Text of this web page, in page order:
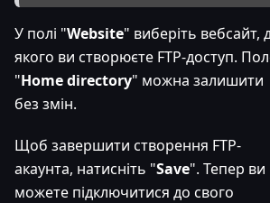
У полі "Website" виберіть вебсайт,
якого ви створюєте FTP-доступ.
"Home directory" можна залишити
без змін.
Щоб завершити створення FTP-
акаунта, натисніть "Save". Тепер ви
можете підключитися до свого